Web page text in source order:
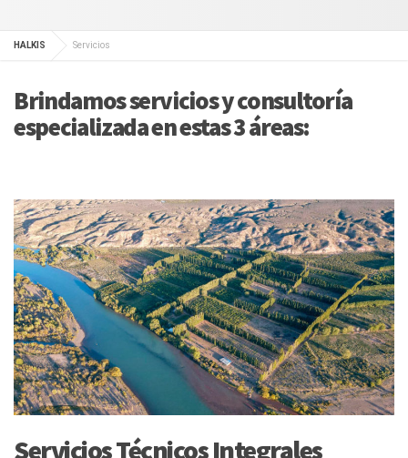
HALKIS Servicios
Brindamos servicios y consultoría
especializada en estas 3 áreas:
Servicios Técnicos Integrales